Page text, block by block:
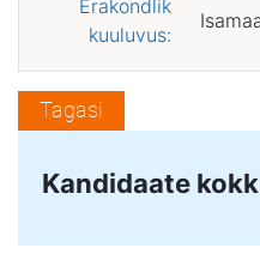
Erakondlik
kuuluvus:
Tagasi
Kandidaate